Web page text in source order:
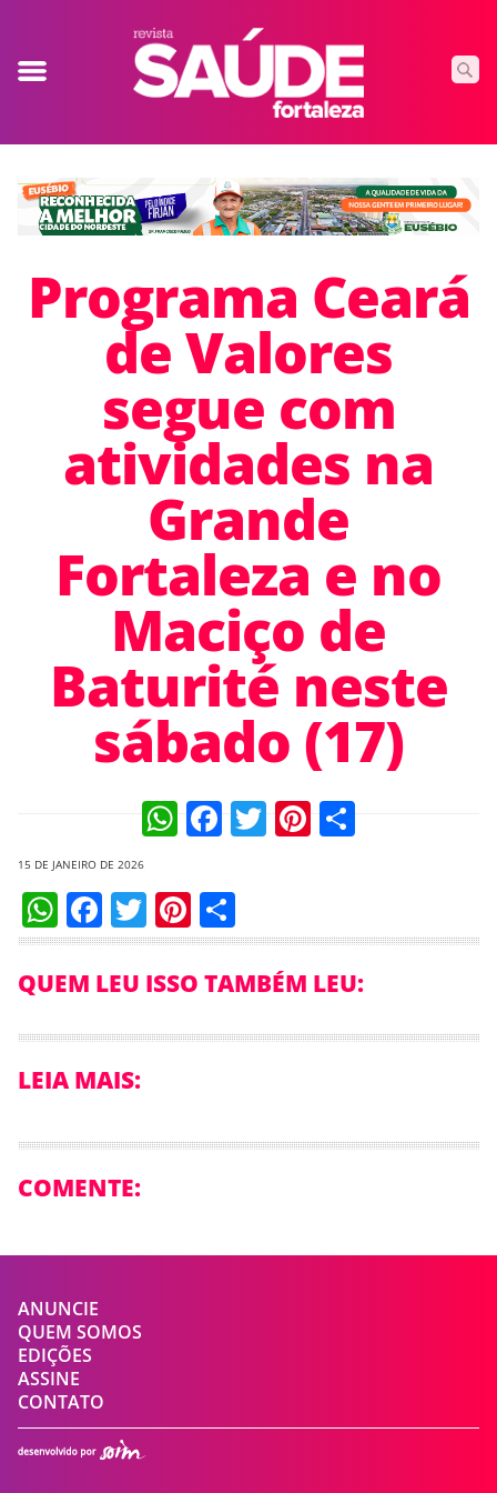
Programa Ceará
de Valores
segue com
atividades na
Grande
Fortaleza e no
Maciço de
Baturité neste
sábado (17)
WhatsApp
Facebook
TwitterPinterest
15 DE JANEIRO DE 2026
WhatsApp
Facebook
TwitterPinterest
Compartilhar
QUEM LEU ISSO TAMBÉM LEU:
LEIA MAIS:
COMENTE:
ANUNCIE
QUEM SOMOS
EDIÇÕES
ASSINE
CONTATO